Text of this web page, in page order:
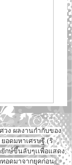
ผลงานกำกับของ
อดมหาเศรษฐี.(ริ
กษ์ขึ้นลับๆเเพื่อแสดง
อดมาจากยุคก่อน